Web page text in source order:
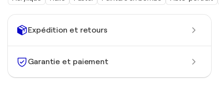
Expédition et retours
Garantie et paiement